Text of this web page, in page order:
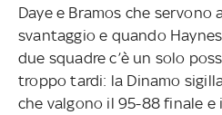
Daye e Bramos che servono
svantaggio e quando
due squadre c’è un solo
troppo tardi: la Dinamo
che valgono il 95-88 finale e